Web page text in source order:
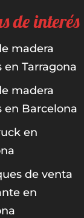
de interés
madera
en Tarragona
madera
en Barcelona
en
de venta
en